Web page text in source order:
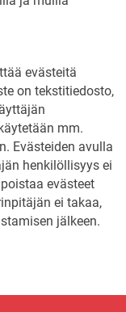
evästeitä
on tekstitiedosto,
mm.
Evästeiden avulla
henkilöllisyys ei
evästeet
ei takaa,
jälkeen.